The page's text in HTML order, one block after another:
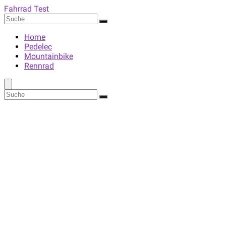
Fahrrad Test
Home
Pedelec
Mountainbike
Rennrad